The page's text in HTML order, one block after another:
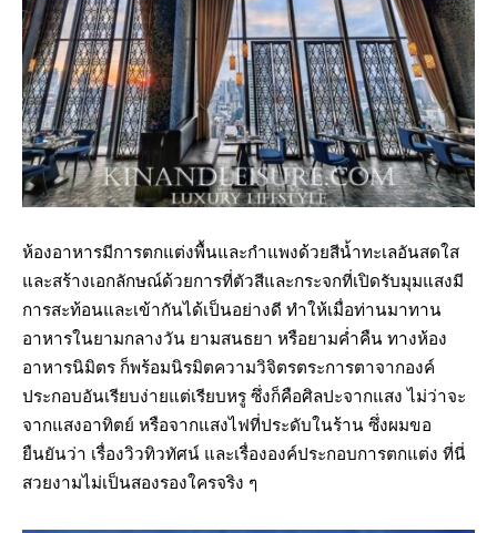
ห้องอาหารมีการตกแต่งพื้นและกำแพงด้วยสีน้ำทะเลอันสดใส
และสร้างเอกลักษณ์ด้วยการที่ตัวสีและกระจกที่เปิดรับมุมแสงมี
การสะท้อนและเข้ากันได้เป็นอย่างดี ทำให้เมื่อท่านมาทาน
อาหารในยามกลางวัน ยามสนธยา หรือยามค่ำคืน ทางห้อง
อาหารนิมิตร ก็พร้อมนิรมิตความวิจิตรตระการตาจากองค์
ประกอบอันเรียบง่ายแต่เรียบหรู ซึ่งก็คือศิลปะจากแสง ไม่ว่าจะ
จากแสงอาทิตย์ หรือจากแสงไฟที่ประดับในร้าน ซึ่งผมขอ
ยืนยันว่า เรื่องวิวทิวทัศน์ และเรื่ององค์ประกอบการตกแต่ง ที่นี่
สวยงามไม่เป็นสองรองใครจริง ๆ